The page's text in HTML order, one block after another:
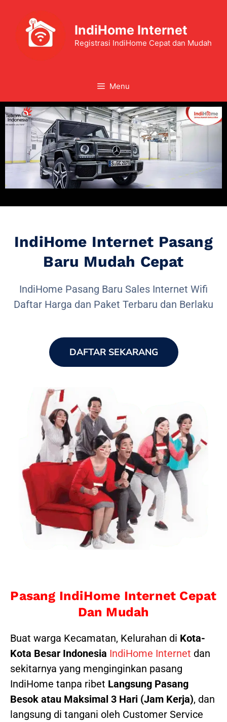
IndiHome Internet
Registrasi IndiHome Cepat dan Mudah
Menu
IndiHome Internet Pasang
Baru Mudah Cepat
IndiHome Pasang Baru Sales Internet Wifi
Daftar Harga dan Paket Terbaru dan Berlaku
DAFTAR SEKARANG
Pasang IndiHome Internet Cepat
Dan Mudah
Buat warga Kecamatan, Kelurahan di Kota-
Kota Besar Indonesia IndiHome Internet dan
sekitarnya yang menginginkan pasang
IndiHome tanpa ribet Langsung Pasang
Besok atau Maksimal 3 Hari (Jam Kerja), dan
langsung di tangani oleh Customer Service